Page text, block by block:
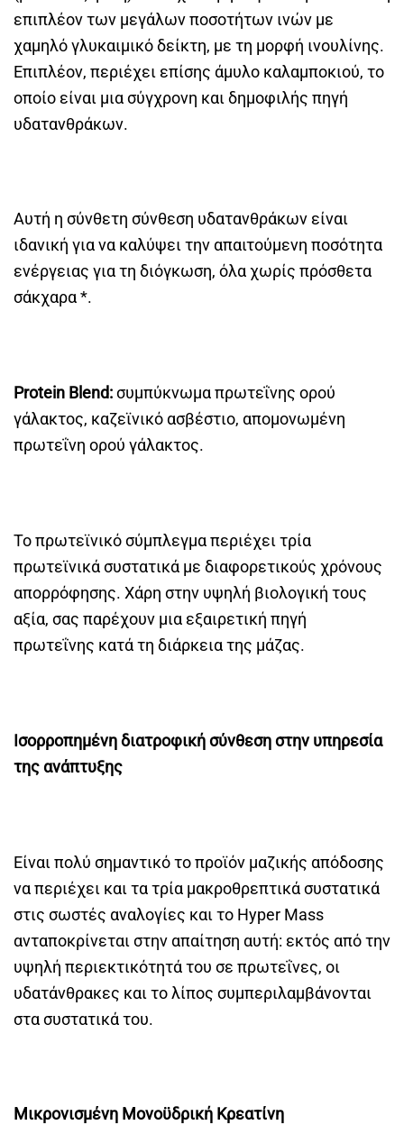
επιπλέον των μεγάλων ποσοτήτων ινών με
χαμηλό γλυκαιμικό δείκτη, με τη μορφή ινουλίνης.
Επιπλέον, περιέχει επίσης άμυλο καλαμποκιού, το
οποίο είναι μια σύγχρονη και δημοφιλής πηγή
υδατανθράκων.
Αυτή η σύνθετη σύνθεση υδατανθράκων είναι
ιδανική για να καλύψει την απαιτούμενη ποσότητα
ενέργειας για τη διόγκωση, όλα χωρίς πρόσθετα
σάκχαρα *.
Protein Blend:συμπύκνωμα πρωτεΐνης ορού
γάλακτος, καζεϊνικό ασβέστιο, απομονωμένη
πρωτεΐνη ορού γάλακτος.
Το πρωτεϊνικό σύμπλεγμα περιέχει τρία
πρωτεϊνικά συστατικά με διαφορετικούς χρόνους
απορρόφησης. Χάρη στην υψηλή βιολογική τους
αξία, σας παρέχουν μια εξαιρετική πηγή
πρωτεΐνης κατά τη διάρκεια της μάζας.
Ισορροπημένη διατροφική σύνθεση στην υπηρεσία
της ανάπτυξης
Είναι πολύ σημαντικό το προϊόν μαζικής απόδοσης
να περιέχει και τα τρία μακροθρεπτικά συστατικά
στις σωστές αναλογίες και το Hyper Mass
ανταποκρίνεται στην απαίτηση αυτή: εκτός από την
υψηλή περιεκτικότητά του σε πρωτεΐνες, οι
υδατάνθρακες και το λίπος συμπεριλαμβάνονται
στα συστατικά του.
Μικρονισμένη Μονοϋδρική Κρεατίνη